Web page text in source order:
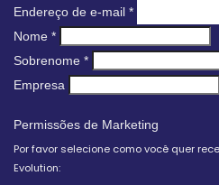
Endereço de e-mail *
Nome *
Sobrenome *
Empresa
Permissões de Marketing
Por favor selecione como você quer
Evolution: